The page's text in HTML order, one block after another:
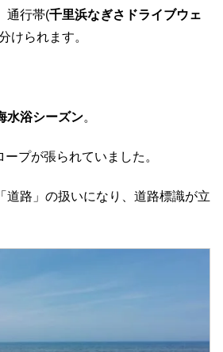
通行帯(千里浜なぎさドライブウェ
けられます。
水浴シーズン。
プが張られていました。
道路」の扱いになり、道路標識が立